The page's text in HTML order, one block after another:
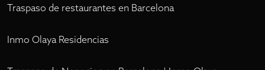
Traspaso de restaurantes en Barcelona
Inmo Olaya Residencias